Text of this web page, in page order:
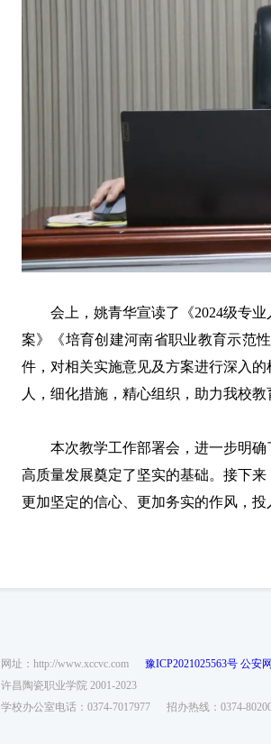
会上，姚青华宣读了《2024级专
案》《培育创建河南省职业教育示范
件，对相关实施意见及方案进行深入
人，细化措施，精心组织，助力我校教
本次教学工作部署会，进一步明
高质量发展奠定了坚实的基础。接下
更加坚定的信心、更加务实的作风，
网址：http://www.xccvc.com 豫ICP2021025563号 公安
许昌陶瓷职业学院 2001-2023
学校办公室电话：0374-7017977
招办热线：0374-